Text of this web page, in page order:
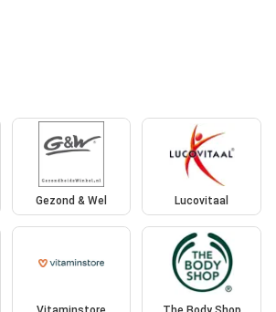
Gezond & Wel Lucovitaal